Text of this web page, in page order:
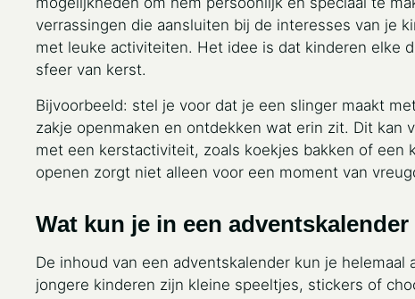
verrassingen die aansluiten bij de interesses van je
met leuke activiteiten. Het idee is dat kinderen elke
sfeer van kerst.
Bijvoorbeeld: stel je voor dat je een slinger maakt
zakje openmaken en ontdekken wat erin zit. Dit
met een kerstactiviteit, zoals koekjes bakken of een
openen zorgt niet alleen voor een moment van
Wat kun je in een
De inhoud van een adventskalender kun je
jongere kinderen zijn kleine speeltjes, stickers of